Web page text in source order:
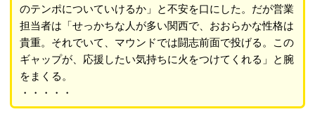
のテンポについていけるか」と不安を口にした。だが営業
担当者は「せっかちな人が多い関西で、おおらかな性格は
貴重。それでいて、マウンドでは闘志前面で投げる。この
ギャップが、応援したい気持ちに火をつけてくれる」と腕
をまくる。
・・・・・